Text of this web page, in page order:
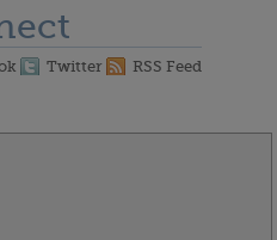
Twitter RSS Feed